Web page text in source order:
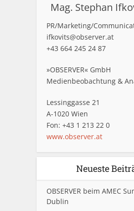
Mag. Stephan
PR/Marketing/
ifkovits@observer.at
+43 664 245 24 87
»OBSERVER« GmbH
Medienbeobachtung &
Lessinggasse 21
A-1020 Wien
Fon: +43 1 213 22 0
www.observer.at
Neueste
OBSERVER beim AMEC
Dublin